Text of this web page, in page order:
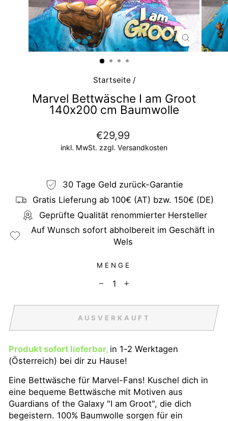
ESC)
Startseite /
Marvel Bettwäsche I am Groot
140x200 cm Baumwolle
Normaler
Preis
€29,99
inkl. MwSt. zzgl. Versandkosten
30 Tage Geld zurück-Garantie
Gratis Lieferung ab 100€ (AT) bzw. 150€ (DE)
Geprüfte Qualität renommierter Hersteller
Auf Wunsch sofort abholbereit im Geschäft in
Wels
MENGE
+
AUSVERKAUFT
Produkt sofort lieferbar, in 1-2 Werktagen
(Österreich) bei dir zu Hause!
Eine Bettwäsche für Marvel-Fans! Kuschel dich in
eine bequeme Bettwäsche mit Motiven aus
Guardians of the Galaxy "I am Groot", die dich
begeistern. 100% Baumwolle sorgen für ein